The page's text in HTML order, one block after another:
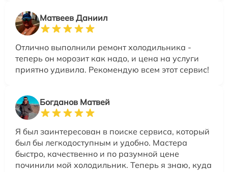
Матвеев Даниил
Отлично выполнили ремонт холодильника -
теперь он морозит как надо, и цена на услуги
приятно удивила. Рекомендую всем этот сервис!
Богданов Матвей
Я был заинтересован в поиске сервиса, который
был бы легкодоступным и удобно. Мастера
быстро, качественно и по разумной цене
починили мой холодильник. Теперь я знаю, куда